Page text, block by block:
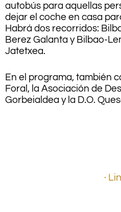
autobús para aquellas
dejar el coche en casa
Habrá dos recorridos:
Berez Galanta y Bilbao-
Jatetxea.
En el programa, también
Foral, la Asociación de
Gorbeialdea y la D.O.
·